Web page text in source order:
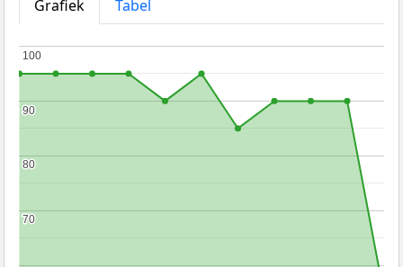
Grafiek
Tabel
70
70
80
80
90
90
100
100